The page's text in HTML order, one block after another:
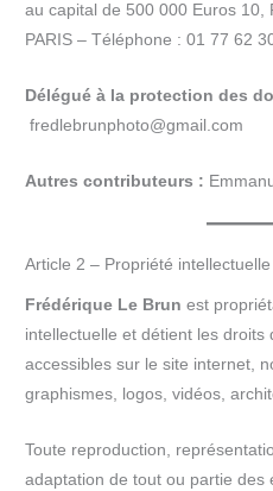
au capital de 500 000 Euros 10,
PARIS – Téléphone : 01 77 62
Délégué à la protection des
fredlebrunphoto@gmail.com
Autres contributeurs :
Article 2 – Propriété
Frédérique Le Brun est
intellectuelle et détient les droits
accessibles sur le site internet,
graphismes, logos, vidéos,
Toute reproduction,
adaptation de tout ou partie des